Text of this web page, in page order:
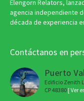
Elengorn Relators,
agencia independiente
década de experiencia
Contáctanos en
Puerto
Edificio Zenith
CP 48380 [ Ver